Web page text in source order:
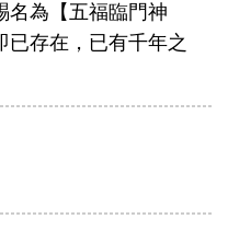
名為【五福臨門神
已存在，已有千年之